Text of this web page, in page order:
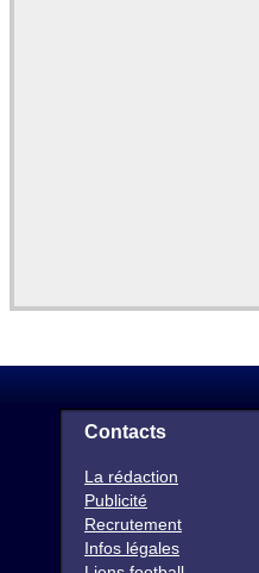
Contacts
La rédaction
Publicité
Recrutement
Infos légales